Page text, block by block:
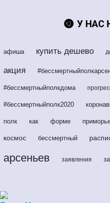
У НАС
афиша купить дешево
акция
#бессмертныйполкдома
#бессмертныйполк2020
полк как форме
космос бессмертный
арсеньев заявления